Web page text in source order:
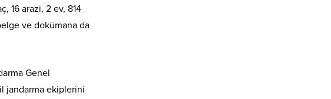
16 arazi, 2 ev, 814
ve dokümana da
Genel
il jandarma ekiplerini